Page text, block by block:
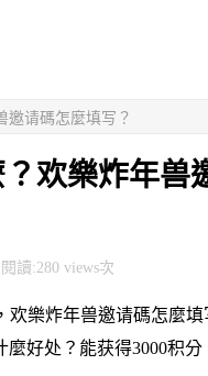
邀请碼怎麼填写？
欢樂炸年兽
讀:280 views次
樂炸年兽邀请碼怎麼填
好处？能获得3000积分